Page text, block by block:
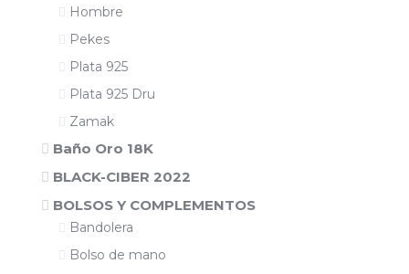
Hombre
Pekes
Plata 925
Plata 925 Dru
Zamak
Baño Oro 18K
BLACK-CIBER 2022
BOLSOS Y COMPLEMENTOS
Bandolera
Bolso de mano